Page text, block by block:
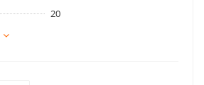
20